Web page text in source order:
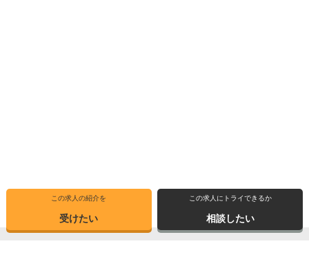
この求人の紹介を
受けたい
この求人にトライできるか
相談したい